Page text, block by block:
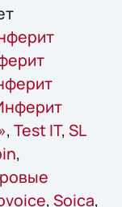
, Test IT, SL
,
, Soica,